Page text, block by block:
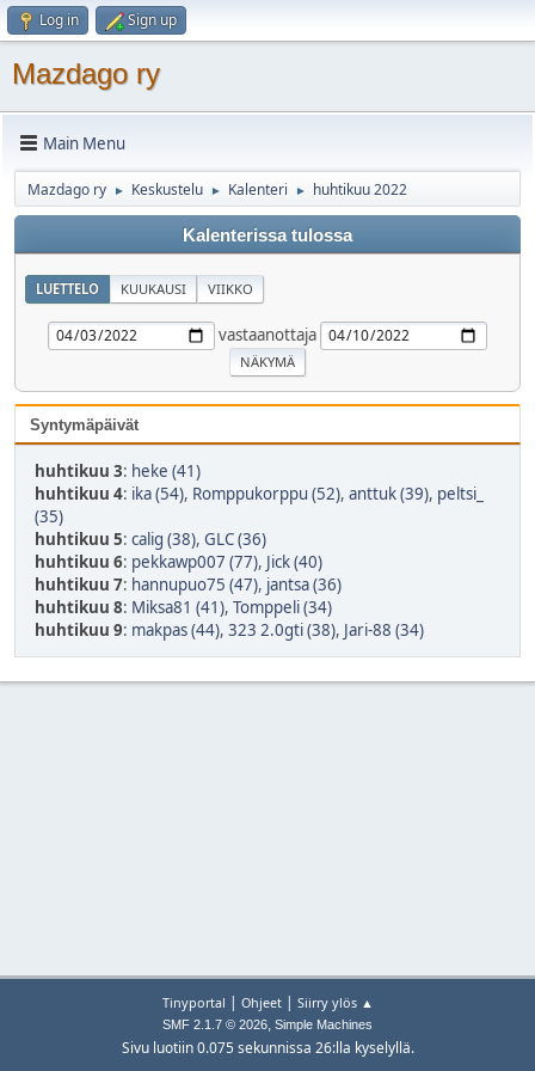
Log in Sign up
Mazdago ry
Main Menu
Mazdago ry ► Keskustelu ► Kalenteri ► huhtikuu 2022
Kalenterissa tulossa
LUETTELO KUUKAUSI VIIKKO
vastaanottaja
Syntymäpäivät
huhtikuu 3: heke (41)
huhtikuu 4: ika (54), Romppukorppu (52), anttuk (39), peltsi_
(35)
huhtikuu 5: calig (38), GLC (36)
huhtikuu 6: pekkawp007 (77), Jick (40)
huhtikuu 7: hannupuo75 (47), jantsa (36)
huhtikuu 8: Miksa81 (41), Tomppeli (34)
huhtikuu 9: makpas (44), 323 2.0gti (38), Jari-88 (34)
Tinyportal | Ohjeet| Siirry ylös ▲
SMF 2.1.7 © 2026, Simple Machines
Sivu luotiin 0.075 sekunnissa 26:lla kyselyllä.